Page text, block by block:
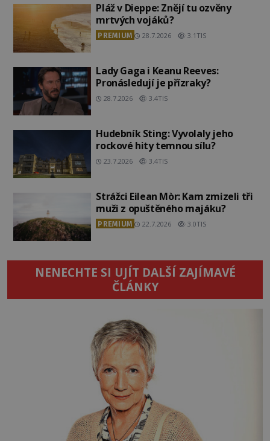
Pláž v Dieppe: Znějí tu ozvěny
mrtvých vojáků?
PREMIUM 28.7.2026 3.1TIS
Lady Gaga i Keanu Reeves:
Pronásledují je přízraky?
28.7.2026 3.4TIS
Hudebník Sting: Vyvolaly jeho
rockové hity temnou sílu?
23.7.2026 3.4TIS
Strážci Eilean Mòr: Kam zmizeli tři
muži z opuštěného majáku?
PREMIUM 22.7.2026 3.0TIS
NENECHTE SI UJÍT DALŠÍ ZAJÍMAVÉ
ČLÁNKY